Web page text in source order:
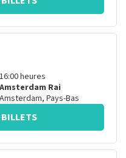
16:00heures
Amsterdam Rai
Amsterdam, Pays-Bas